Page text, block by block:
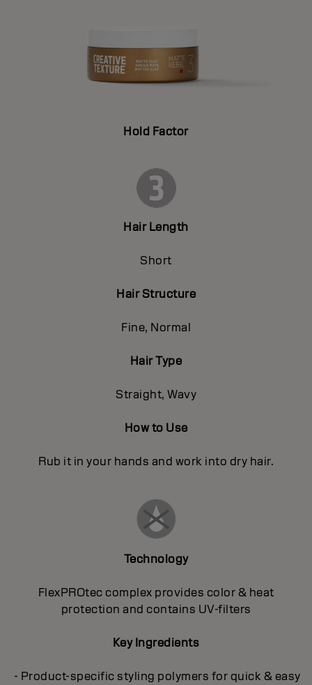
Hold Factor
Hair Length
Short
Hair Structure
Fine, Normal
Hair Type
Straight, Wavy
How to Use
Rub it in your hands and work into dry hair.
Technology
FlexPROtec complex provides color & heat
protection and contains UV-filters
Key Ingredients
- Product-specific styling polymers for quick & easy